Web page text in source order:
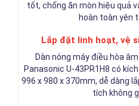
tốt, chống ăn mòn hiệu quả
hoàn toàn yên
Lắp đặt linh hoạt, vệ
Dàn nóng máy điều hòa
Panasonic U-43PR1H8 có
996 x 980 x 370mm, dễ dàng
tích không